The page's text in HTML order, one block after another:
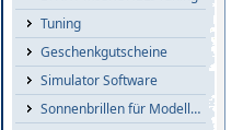
Tuning
Geschenkgutscheine
Simulator Software
Sonnenbrillen für Modellflieger